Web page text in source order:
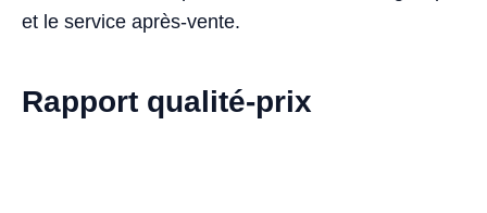
et le service après-vente.
Rapport qualité-prix